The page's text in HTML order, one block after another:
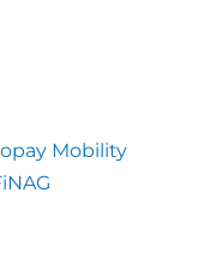
Mobility